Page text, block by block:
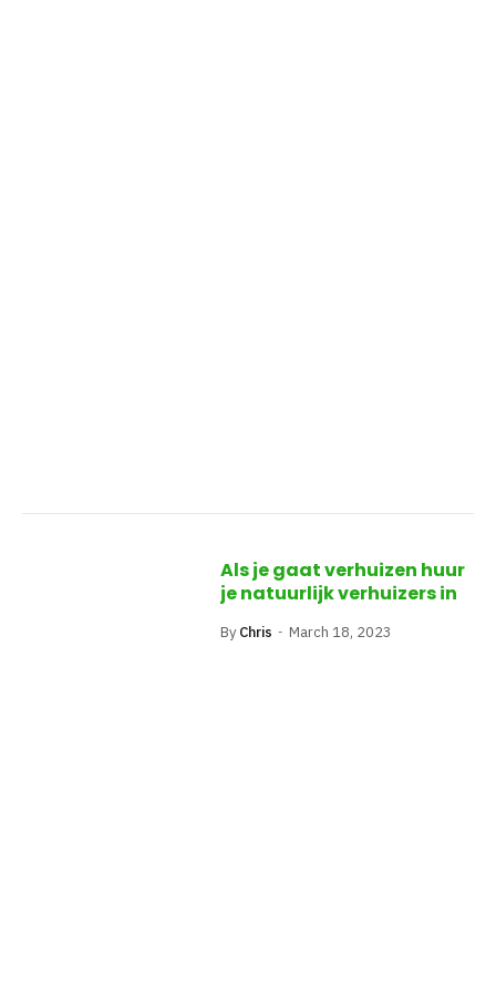
Als je gaat verhuizen huur
je natuurlijk verhuizers in
By Chris March 18, 2023